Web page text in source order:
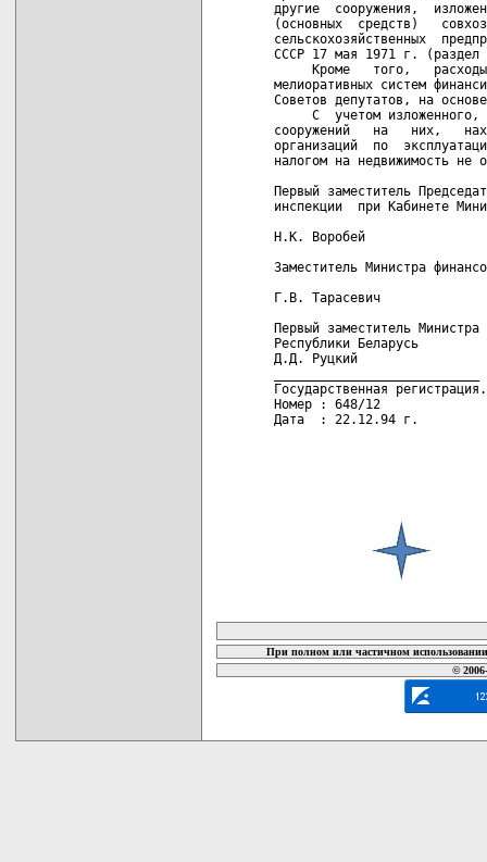
другие  сооружения,
(основных  средств)
сельскохозяйственных
СССР 17 мая 1971 г.
Кроме   того,
мелиоративных систем
Советов депутатов, на
С  учетом изложенного,
сооружений   на   них,
организаций  по
налогом на недвижимость не
Первый заместитель
инспекции  при Кабинете
Н.К. Воробей
Заместитель Министра
Г.В. Тарасевич
Первый заместитель
Республики Беларусь
Д.Д. Руцкий
Государственная регистрация.
Номер : 648/12
Дата  : 22.12.94 г.
При полном или частичном
©